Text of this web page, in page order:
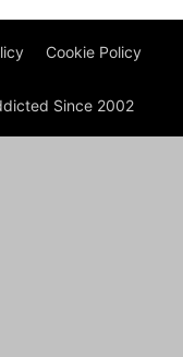
Cookie Policy
Since 2002